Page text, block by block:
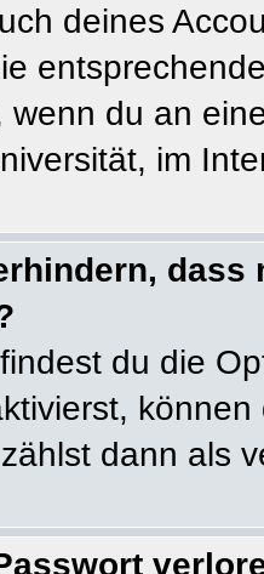
deines
wenn du an
im
dass
du die
dann als